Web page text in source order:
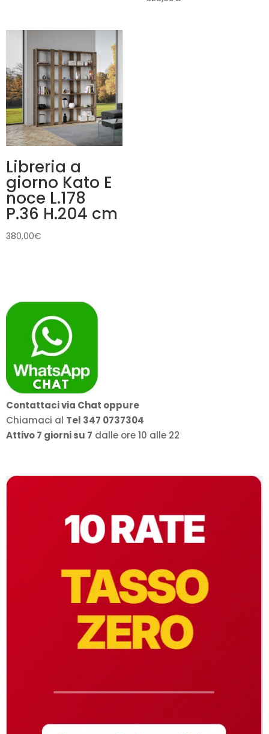
Libreria a
giorno Kato E
noce L.178
P.36 H.204 cm
380,00€
Contattaci via Chat oppure
Chiamaci al Tel 347 0737304
Attivo 7 giorni su 7 dalle ore 10 alle 22